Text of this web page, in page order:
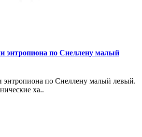
энтропиона по Снеллену малый
энтропиона по Снеллену малый левый.
ха..